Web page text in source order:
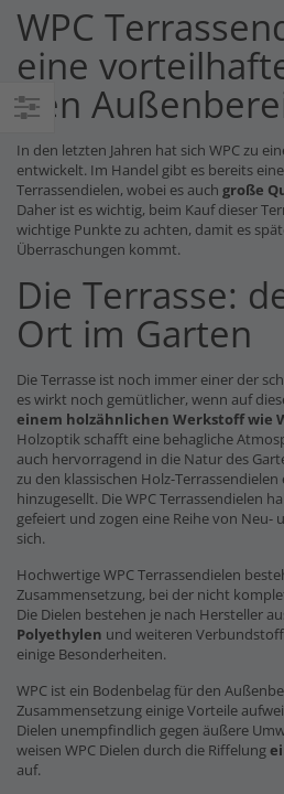
WPC
eine
den
In den letzten Jahren hat sich WPC zu
entwickelt. Im Handel gibt es bereits
Terrassendielen, wobei es auch große
Daher ist es wichtig, beim Kauf dieser
wichtige Punkte zu achten, damit es
Überraschungen kommt.
Die Terrasse:
Ort im Garten
Die Terrasse ist noch immer einer der
es wirkt noch gemütlicher, wenn auf
einem holzähnlichen Werkstoff wie
Holzoptik schafft eine behagliche
auch hervorragend in die Natur des
zu den klassischen Holz-
hinzugesellt. Die WPC Terrassendielen
gefeiert und zogen eine Reihe von
sich.
Hochwertige WPC Terrassendielen
Zusammensetzung, bei der nicht
Die Dielen bestehen je nach Hersteller
Polyethylen und weiteren
einige Besonderheiten.
WPC ist ein Bodenbelag für den
Zusammensetzung einige Vorteile
Dielen unempfindlich gegen äußere
weisen WPC Dielen durch die Riffelung
auf.
Einkaufsoptionen